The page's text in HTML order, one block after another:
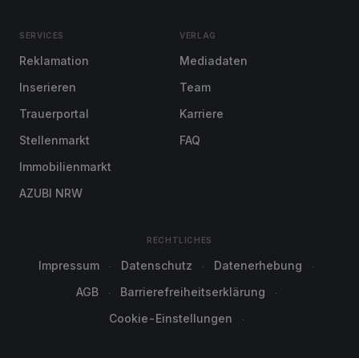
SERVICES
Reklamation
Inserieren
Trauerportal
Stellenmarkt
Immobilienmarkt
AZUBI NRW
VERLAG
Mediadaten
Team
Karriere
FAQ
RECHTLICHES
Impressum Datenschutz
Datenerhebung
AGB
Barrierefreiheitserklärung
Cookie-Einstellungen